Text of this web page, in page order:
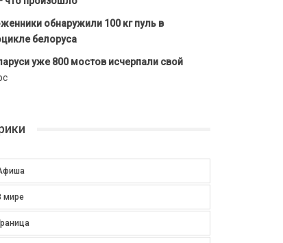
обнаружили 100 кг пуль в
белоруса
уже 800 мостов исчерпали свой
мире